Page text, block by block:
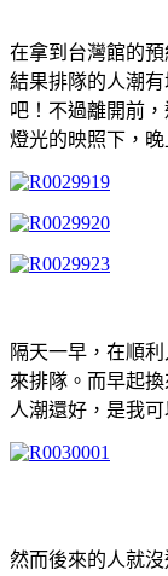
在拿到台灣館的
結果排隊的人潮
吧！不過離開前
燈光的映照下，晚
隔天一早，在順
來排隊。而早起
人潮還好，是我
然而後來的人就